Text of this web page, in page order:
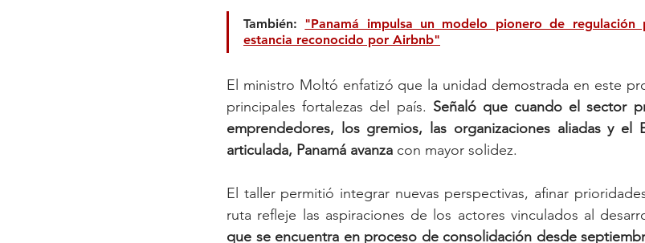
También: "Panamá impulsa un modelo pionero de regulación
estancia reconocido por Airbnb"
El ministro Moltó enfatizó que la unidad demostrada en este
principales fortalezas del país. Señaló que cuando el sector
emprendedores, los gremios, las organizaciones aliadas y el
articulada, Panamá avanza con mayor solidez.
El taller permitió integrar nuevas perspectivas, afinar
ruta refleje las aspiraciones de los actores vinculados al
que se encuentra en proceso de consolidación desde